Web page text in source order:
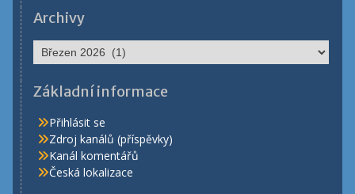
Archivy
Archivy
Základní informace
Přihlásit se
Zdroj kanálů (příspěvky)
Kanál komentářů
Česká lokalizace